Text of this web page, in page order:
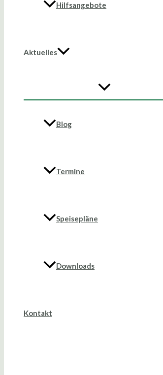
Hilfsangebote
Aktuelles
Blog
Termine
Speisepläne
Downloads
Kontakt